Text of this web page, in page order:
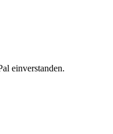
einverstanden.